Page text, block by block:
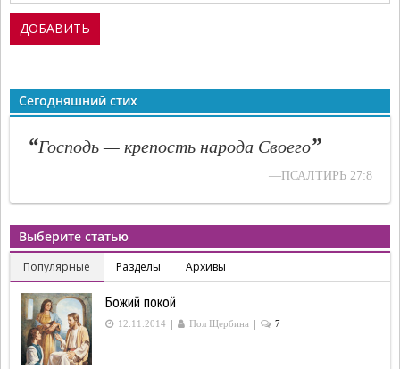
Сегодняшний стих
“Господь — крепость народа Своего”
—ПСАЛТИРЬ 27:8
Выберите статью
Популярные Разделы Архивы
Божий покой
12.11.2014 | Пол Щербина | 7